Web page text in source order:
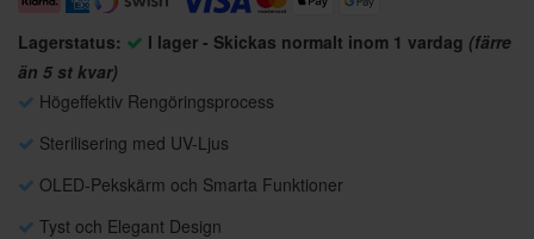
Lagerstatus: I lager - Skickas normalt inom 1 vardag (färre
än 5 st kvar)
Högeffektiv Rengöringsprocess
Sterilisering med UV-Ljus
OLED-Pekskärm och Smarta Funktioner
Tyst och Elegant Design